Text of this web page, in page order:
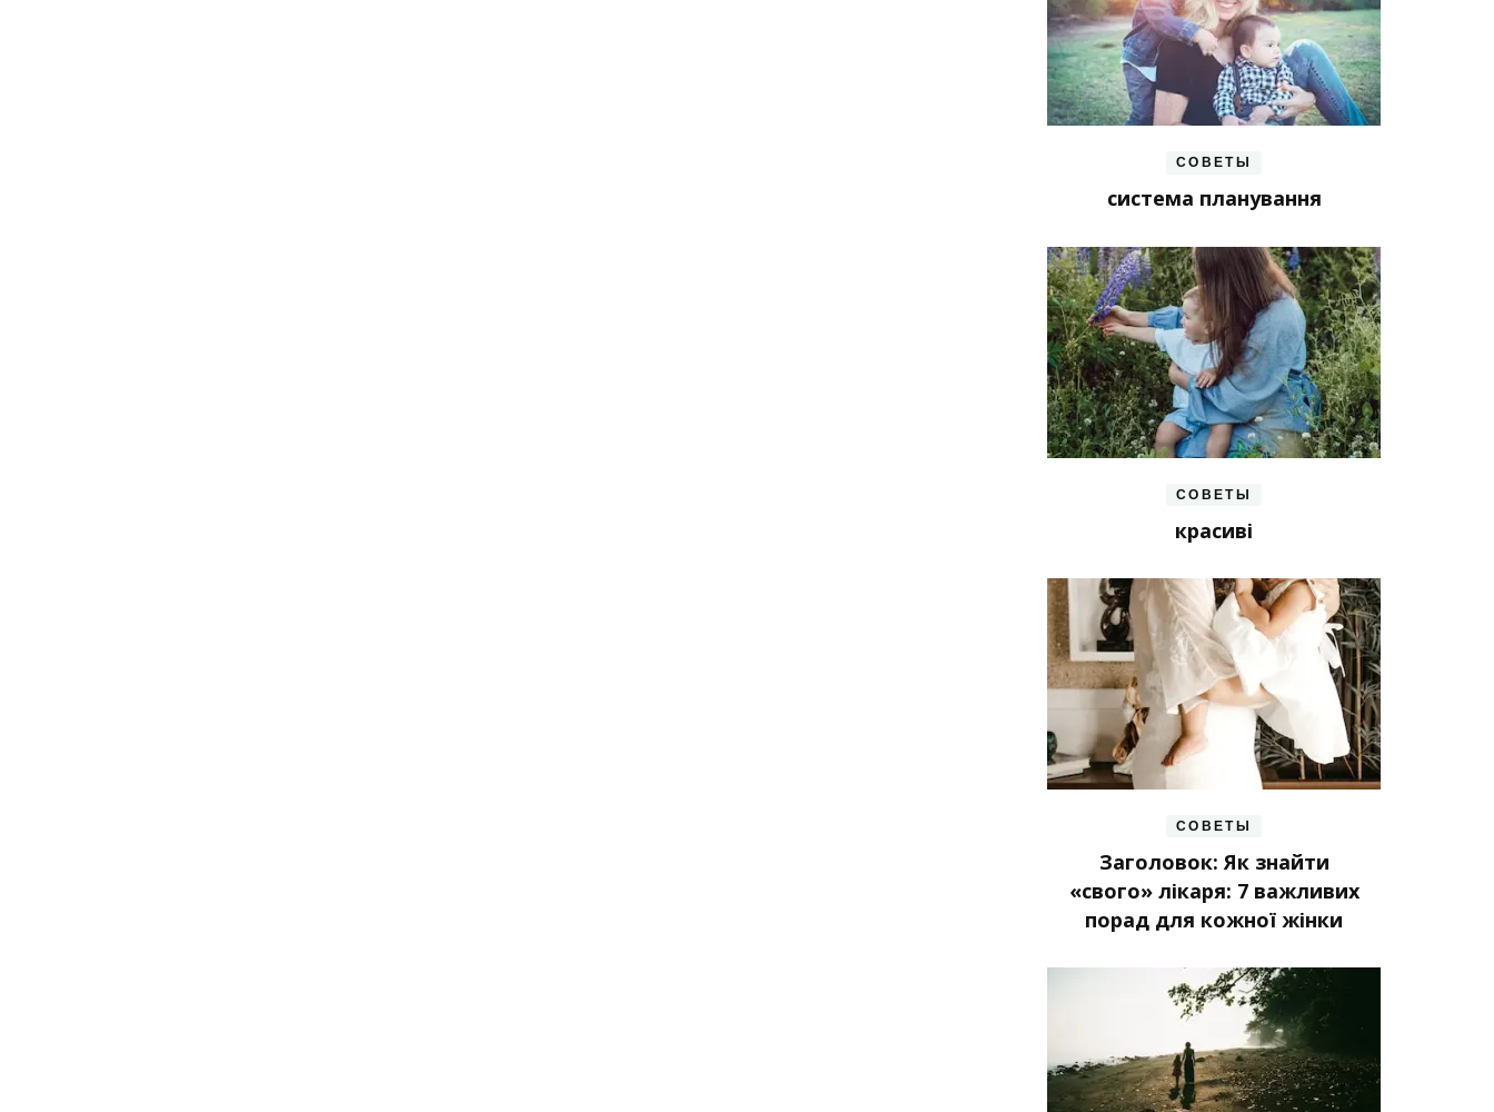
СОВЕТЫ
система планування
СОВЕТЫ
красиві
СОВЕТЫ
Заголовок: Як знайти
«свого» лікаря: 7 важливих
порад для кожної жінки